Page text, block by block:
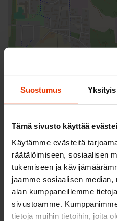
Suostumus
Tämä sivusto käyttää
Käytämme evästeitä
räätälöimiseen, sosiaalisen
tukemiseen ja
jaamme sosiaalisen
alan kumppaneillemme
sivustoamme.
tietoja muihin tietoihin, joita